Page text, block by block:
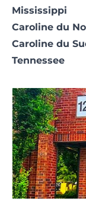
Mississippi
Caroline du
Caroline du
Tennessee